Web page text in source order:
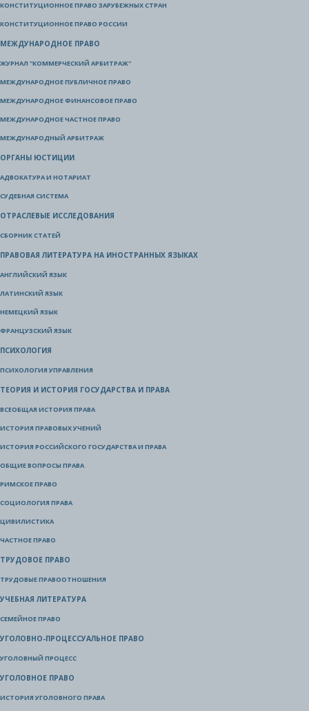
КОНСТИТУЦИОННОЕ ПРАВО ЗАРУБЕЖНЫХ СТРАН
КОНСТИТУЦИОННОЕ ПРАВО РОССИИ
МЕЖДУНАРОДНОЕ ПРАВО
ЖУРНАЛ "КОММЕРЧЕСКИЙ АРБИТРАЖ"
МЕЖДУНАРОДНОЕ ПУБЛИЧНОЕ ПРАВО
МЕЖДУНАРОДНОЕ ФИНАНСОВОЕ ПРАВО
МЕЖДУНАРОДНОЕ ЧАСТНОЕ ПРАВО
МЕЖДУНАРОДНЫЙ АРБИТРАЖ
ОРГАНЫ ЮСТИЦИИ
АДВОКАТУРА И НОТАРИАТ
СУДЕБНАЯ СИСТЕМА
ОТРАСЛЕВЫЕ ИССЛЕДОВАНИЯ
СБОРНИК СТАТЕЙ
ПРАВОВАЯ ЛИТЕРАТУРА НА ИНОСТРАННЫХ ЯЗЫКАХ
АНГЛИЙСКИЙ ЯЗЫК
ЛАТИНСКИЙ ЯЗЫК
НЕМЕЦКИЙ ЯЗЫК
ФРАНЦУЗСКИЙ ЯЗЫК
ПСИХОЛОГИЯ
ПСИХОЛОГИЯ УПРАВЛЕНИЯ
ТЕОРИЯ И ИСТОРИЯ ГОСУДАРСТВА И ПРАВА
ВСЕОБЩАЯ ИСТОРИЯ ПРАВА
ИСТОРИЯ ПРАВОВЫХ УЧЕНИЙ
ИСТОРИЯ РОССИЙСКОГО ГОСУДАРСТВА И ПРАВА
ОБЩИЕ ВОПРОСЫ ПРАВА
РИМСКОЕ ПРАВО
СОЦИОЛОГИЯ ПРАВА
ЦИВИЛИСТИКА
ЧАСТНОЕ ПРАВО
ТРУДОВОЕ ПРАВО
ТРУДОВЫЕ ПРАВООТНОШЕНИЯ
УЧЕБНАЯ ЛИТЕРАТУРА
СЕМЕЙНОЕ ПРАВО
УГОЛОВНО-ПРОЦЕССУАЛЬНОЕ ПРАВО
УГОЛОВНЫЙ ПРОЦЕСС
УГОЛОВНОЕ ПРАВО
ИСТОРИЯ УГОЛОВНОГО ПРАВА